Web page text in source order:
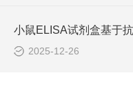
2025-12-26